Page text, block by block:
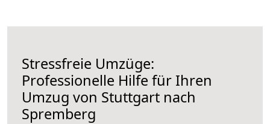
Stressfreie Umzüge:
Professionelle Hilfe für Ihren
Umzug von Stuttgart nach
Spremberg